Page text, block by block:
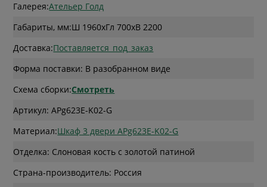
Галерея:Ательер Голд
Габариты, мм:Ш 1960xГл 700xВ 2200
Доставка:Поставляется_под_заказ
Форма поставки: В разобранном виде
Схема сборки:Смотреть
Артикул: APg623E-K02-G
Материал:Шкаф 3 двери APg623E-K02-G
Отделка: Слоновая кость с золотой патиной
Страна-производитель: Россия